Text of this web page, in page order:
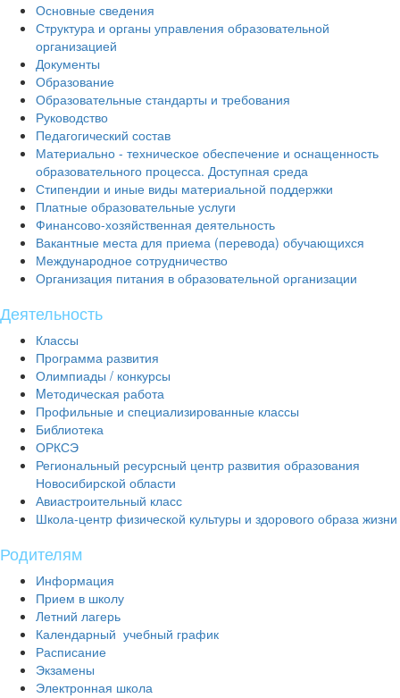
Основные сведения
Структура и органы управления образовательной
организацией
Документы
Образование
Образовательные стандарты и требования
Руководство
Педагогический состав
Материально - техническое обеспечение и оснащенность
образовательного процесса. Доступная среда
Стипендии и иные виды материальной поддержки
Платные образовательные услуги
Финансово-хозяйственная деятельность
Вакантные места для приема (перевода) обучающихся
Международное сотрудничество
Организация питания в образовательной организации
Деятельность
Классы
Программа развития
Олимпиады / конкурсы
Mетодическая работа
Профильные и специализированные классы
Библиотека
ОРКСЭ
Региональный ресурсный центр развития образования
Новосибирской области
Авиастроительный класс
Школа-центр физической культуры и здорового образа жизни
Родителям
Информация
Прием в школу
Летний лагерь
Календарный учебный график
Расписание
Экзамены
Электронная школа